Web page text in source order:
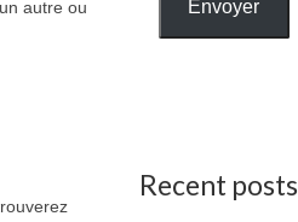
autre ou
Envoyer
Recent posts